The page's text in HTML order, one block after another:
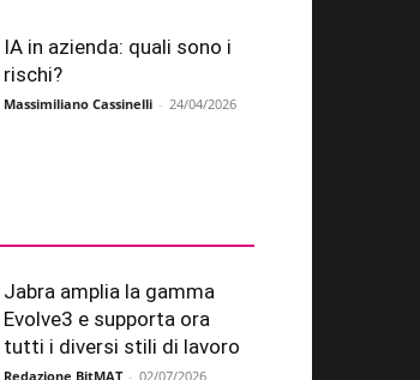
IA in azienda: quali sono i
rischi?
Massimiliano Cassinelli - 24/04/2026
Jabra amplia la gamma
Evolve3 e supporta ora
tutti i diversi stili di lavoro
Redazione BitMAT - 02/07/2026